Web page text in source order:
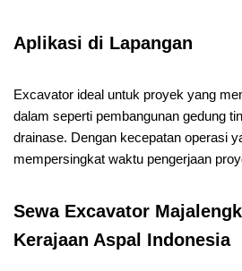
Aplikasi di Lapangan
Excavator ideal untuk proyek yang
dalam seperti pembangunan gedung
drainase. Dengan kecepatan operasi
mempersingkat waktu pengerjaan
Sewa Excavator
Kerajaan Aspal Indonesia